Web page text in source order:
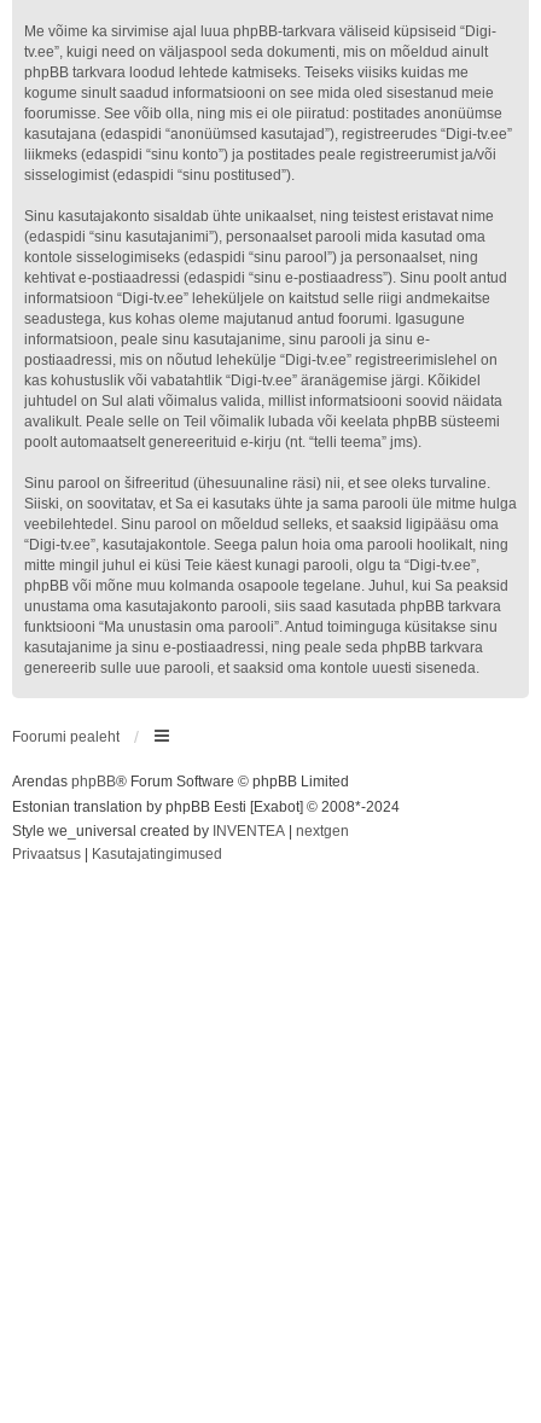
Me võime ka sirvimise ajal luua phpBB-tarkvara väliseid küpsiseid “Digi-
tv.ee”, kuigi need on väljaspool seda dokumenti, mis on mõeldud ainult
phpBB tarkvara loodud lehtede katmiseks. Teiseks viisiks kuidas me
kogume sinult saadud informatsiooni on see mida oled sisestanud meie
foorumisse. See võib olla, ning mis ei ole piiratud: postitades anonüümse
kasutajana (edaspidi “anonüümsed kasutajad”), registreerudes “Digi-tv.ee”
liikmeks (edaspidi “sinu konto”) ja postitades peale registreerumist ja/või
sisselogimist (edaspidi “sinu postitused”).
Sinu kasutajakonto sisaldab ühte unikaalset, ning teistest eristavat nime
(edaspidi “sinu kasutajanimi”), personaalset parooli mida kasutad oma
kontole sisselogimiseks (edaspidi “sinu parool”) ja personaalset, ning
kehtivat e-postiaadressi (edaspidi “sinu e-postiaadress”). Sinu poolt antud
informatsioon “Digi-tv.ee” leheküljele on kaitstud selle riigi andmekaitse
seadustega, kus kohas oleme majutanud antud foorumi. Igasugune
informatsioon, peale sinu kasutajanime, sinu parooli ja sinu e-
postiaadressi, mis on nõutud lehekülje “Digi-tv.ee” registreerimislehel on
kas kohustuslik või vabatahtlik “Digi-tv.ee” äranägemise järgi. Kõikidel
juhtudel on Sul alati võimalus valida, millist informatsiooni soovid näidata
avalikult. Peale selle on Teil võimalik lubada või keelata phpBB süsteemi
poolt automaatselt genereerituid e-kirju (nt. “telli teema” jms).
Sinu parool on šifreeritud (ühesuunaline räsi) nii, et see oleks turvaline.
Siiski, on soovitatav, et Sa ei kasutaks ühte ja sama parooli üle mitme hulga
veebilehtedel. Sinu parool on mõeldud selleks, et saaksid ligipääsu oma
“Digi-tv.ee”, kasutajakontole. Seega palun hoia oma parooli hoolikalt, ning
mitte mingil juhul ei küsi Teie käest kunagi parooli, olgu ta “Digi-tv.ee”,
phpBB või mõne muu kolmanda osapoole tegelane. Juhul, kui Sa peaksid
unustama oma kasutajakonto parooli, siis saad kasutada phpBB tarkvara
funktsiooni “Ma unustasin oma parooli”. Antud toiminguga küsitakse sinu
kasutajanime ja sinu e-postiaadressi, ning peale seda phpBB tarkvara
genereerib sulle uue parooli, et saaksid oma kontole uuesti siseneda.
Foorumi pealeht
Arendas phpBB® Forum Software © phpBB Limited
Estonian translation by phpBB Eesti [Exabot] © 2008*-2024
Style we_universal created by INVENTEA
nextgen
Privaatsus
Kasutajatingimused